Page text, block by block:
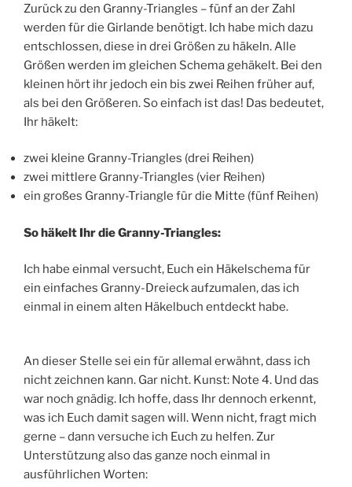
Zurück zu den Granny-Triangles – fünf an der Zahl
werden für die Girlande benötigt. Ich habe mich dazu
entschlossen, diese in drei Größen zu häkeln. Alle
Größen werden im gleichen Schema gehäkelt. Bei den
kleinen hört ihr jedoch ein bis zwei Reihen früher auf,
als bei den Größeren. So einfach ist das! Das bedeutet,
Ihr häkelt:
zwei kleine Granny-Triangles (drei Reihen)
zwei mittlere Granny-Triangles (vier Reihen)
ein großes Granny-Triangle für die Mitte (fünf Reihen)
So häkelt Ihr die Granny-Triangles:
Ich habe einmal versucht, Euch ein Häkelschema für
ein einfaches Granny-Dreieck aufzumalen, das ich
einmal in einem alten Häkelbuch entdeckt habe.
An dieser Stelle sei ein für allemal erwähnt, dass ich
nicht zeichnen kann. Gar nicht. Kunst: Note 4. Und das
war noch gnädig. Ich hoffe, dass Ihr dennoch erkennt,
was ich Euch damit sagen will. Wenn nicht, fragt mich
gerne – dann versuche ich Euch zu helfen. Zur
Unterstützung also das ganze noch einmal in
ausführlichen Worten: